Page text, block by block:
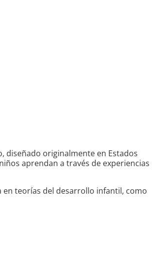
diseñado originalmente en Estados
aprendan a través de experiencias
en teorías del desarrollo infantil, como